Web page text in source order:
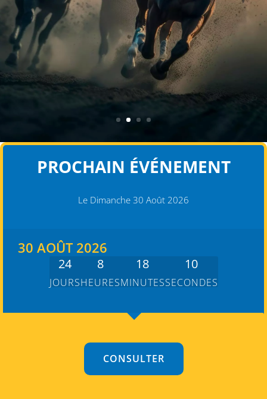
PROCHAIN ÉVÉNEMENT
Le Dimanche 30 Août 2026
30 AOÛT 2026
24
JOURS
8
HEURES
18
MINUTES
9
SECONDES
CONSULTER